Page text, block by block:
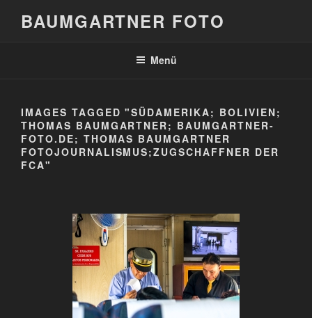
BAUMGARTNER FOTO
Menü
IMAGES TAGGED "SÜDAMERIKA; BOLIVIEN;
THOMAS BAUMGARTNER; BAUMGARTNER-
FOTO.DE; THOMAS BAUMGARTNER
FOTOJOURNALISMUS;ZUGSCHAFFNER DER
FCA"